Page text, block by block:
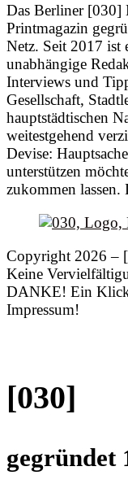
Das Berliner [030]
Printmagazin
Netz. Seit 2017 ist
unabhängige
Interviews und
Gesellschaft,
hauptstädtischen
weitestgehend
Devise:
unterstützen
zukommen lassen.
Copyright 2026 –
Keine
DANKE! Ein
Impressum!
[030]
gegründet